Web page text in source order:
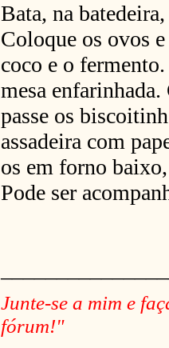
Bata, na
Coloque os ovos
coco e o
mesa
passe os
assadeira com
os em forno
Pode ser
Junte-se a mim e
fórum!"